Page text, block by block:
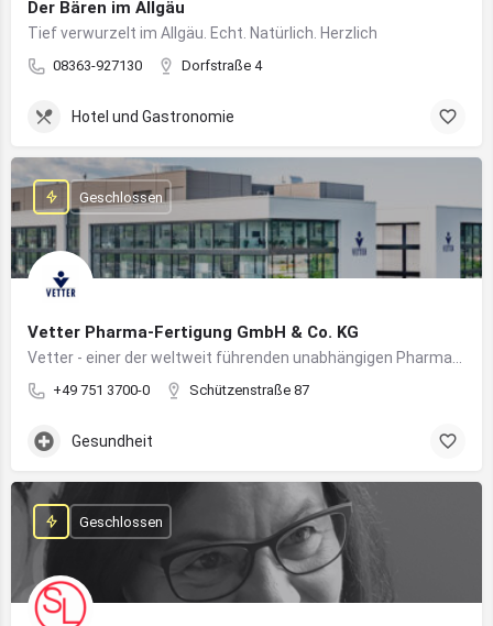
Der Bären im Allgäu
Tief verwurzelt im Allgäu. Echt. Natürlich. Herzlich
08363-927130 Dorfstraße 4
Hotel und Gastronomie
Vetter Pharma-Fertigung GmbH & Co. KG
+49 751 3700-0 Schützenstraße 87
Geschlossen
Gesundheit
Geschlossen